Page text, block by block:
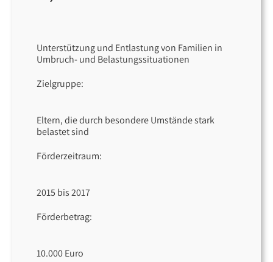
Unterstützung und Entlastung von Familien in
Umbruch- und Belastungssituationen
Zielgruppe:
Eltern, die durch besondere Umstände stark
belastet sind
Förderzeitraum:
2015 bis 2017
Förderbetrag:
10.000 Euro